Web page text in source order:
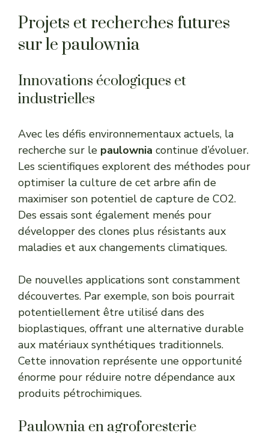
Projets et recherches futures
sur le paulownia
Innovations écologiques et
industrielles
Avec les défis environnementaux actuels, la
recherche sur le paulownia continue d’évoluer.
Les scientifiques explorent des méthodes pour
optimiser la culture de cet arbre afin de
maximiser son potentiel de capture de CO2.
Des essais sont également menés pour
développer des clones plus résistants aux
maladies et aux changements climatiques.
De nouvelles applications sont constamment
découvertes. Par exemple, son bois pourrait
potentiellement être utilisé dans des
bioplastiques, offrant une alternative durable
aux matériaux synthétiques traditionnels.
Cette innovation représente une opportunité
énorme pour réduire notre dépendance aux
produits pétrochimiques.
Paulownia en agroforesterie